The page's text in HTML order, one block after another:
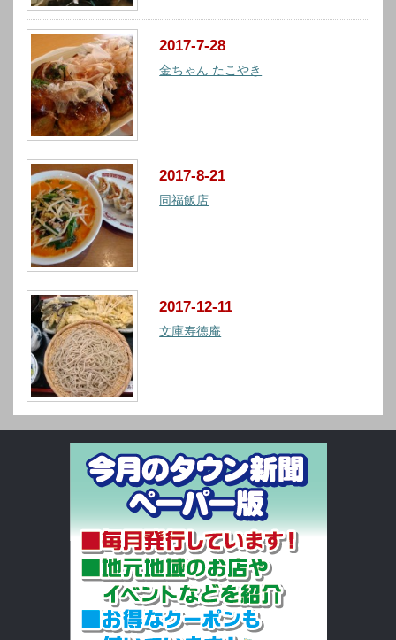
2017-7-28
金ちゃん たこやき
2017-8-21
同福飯店
2017-12-11
文庫寿徳庵